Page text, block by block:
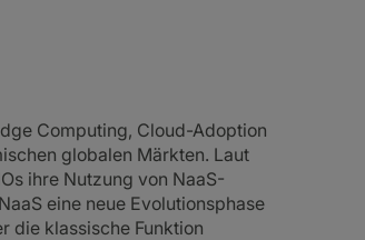
Computing, Cloud-Adoption
globalen Märkten. Laut
ihre Nutzung von NaaS-
eine neue Evolutionsphase
die klassische Funktion